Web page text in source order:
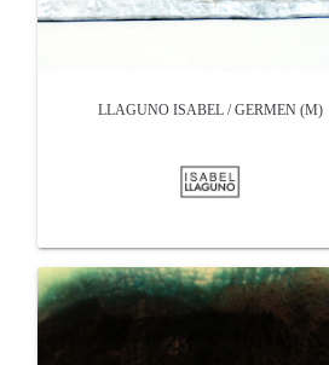
LLAGUNO ISABEL / GERMEN (M)